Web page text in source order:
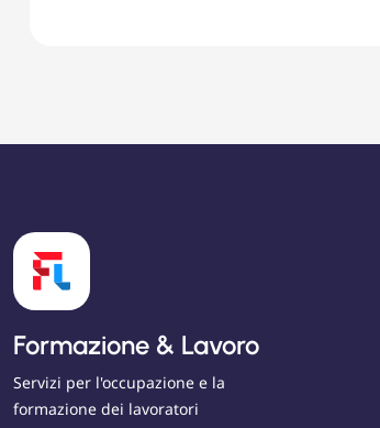
Formazione & Lavoro
Servizi per l'occupazione e la
formazione dei lavoratori